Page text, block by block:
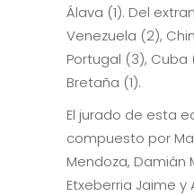
Álava (1). Del
Venezuela (2),
Portugal (3), Cuba
Bretaña (1).
El jurado de esta
compuesto por
Mendoza, Damián
Etxeberria Jaime y